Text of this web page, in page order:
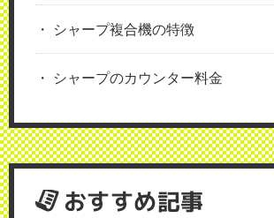
シャープ複合機の特徴
シャープのカウンター料金
おすすめ記事